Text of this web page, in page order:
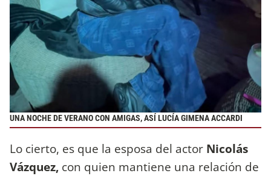
UNA NOCHE DE VERANO CON AMIGAS, ASÍ LUCÍA GIMENA ACCARDI
Lo cierto, es que la esposa del actor Nicolás
Vázquez, con quien mantiene una relación de